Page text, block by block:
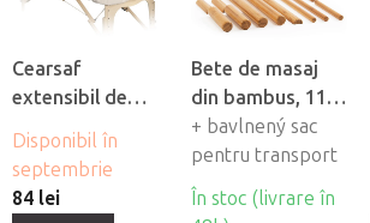
Cearsaf
extensibil de
flanel Fabulo cu
orificiu pentru
fată
Disponibil în
septembrie
84 lei
Bete de masaj
din bambus, 11
buc
+ bavlnený sac
pentru transport
În stoc (livrare în